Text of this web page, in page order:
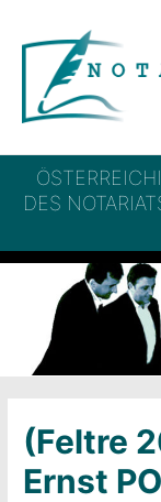
contenuto
DES
(Feltre
Ernst